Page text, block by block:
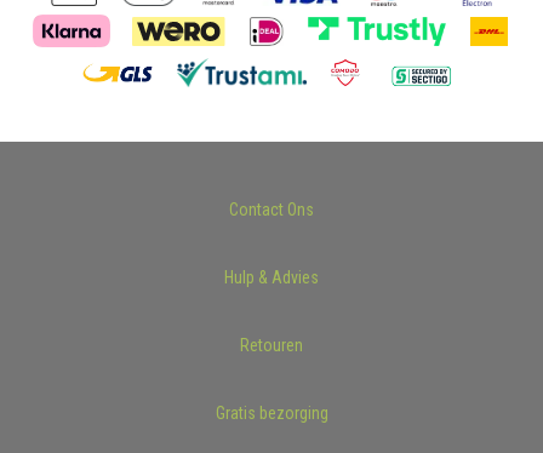
Contact Ons
Hulp & Advies
Retouren
Gratis bezorging